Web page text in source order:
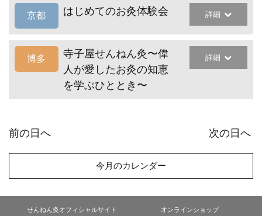
京都 はじめてのお灸体験会 詳細
博多
寺子屋せんねん灸〜偉
人が愛したお灸の知恵
を学ぶひととき〜
詳細
前の日へ 次の日へ
今月のカレンダー
せんねん灸オフィシャルサイト オンラインショップ